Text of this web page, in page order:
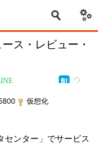
ス・レビュー・
仮想化
センター」でサービス